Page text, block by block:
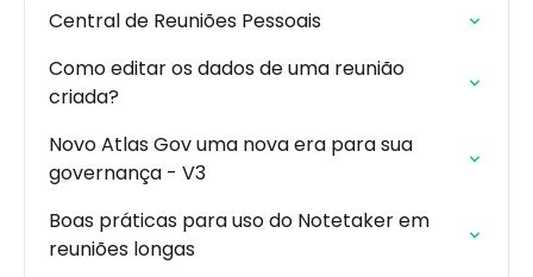
Central de Reuniões Pessoais
Como editar os dados de uma reunião
criada?
Novo Atlas Gov uma nova era para sua
governança - V3
Boas práticas para uso do Notetaker em
reuniões longas